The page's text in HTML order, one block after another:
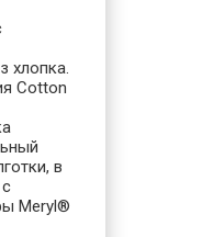
хлопка.
Cotton
в
Meryl®